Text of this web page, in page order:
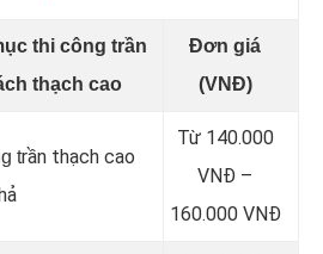
thi công trần
thạch cao
Đơn giá
(VNĐ)
trần thạch cao
Từ 140.000
VNĐ –
160.000 VNĐ